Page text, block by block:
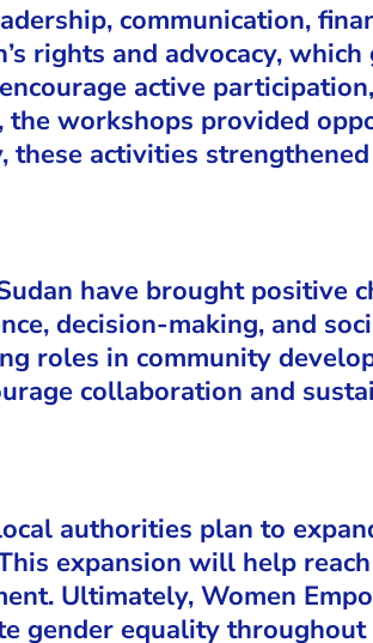
communication,
rights and advocacy,
active
the workshops provided
these activities
have brought positive
decision-making, and
roles in community
collaboration and
authorities plan to
expansion will help
Ultimately, Women
gender equality throughout